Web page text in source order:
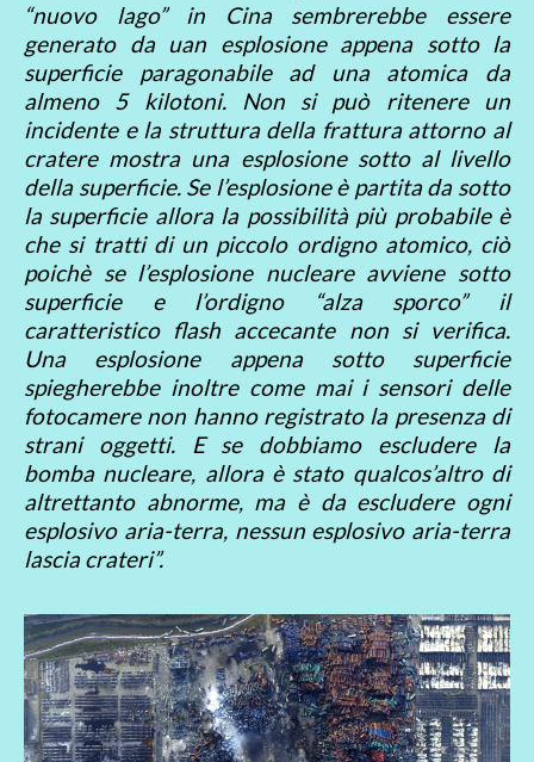
“nuovo lago” in Cina sembrerebbe essere
generato da uan esplosione appena sotto la
superficie paragonabile ad una atomica da
almeno 5 kilotoni. Non si può ritenere un
incidente e la struttura della frattura attorno al
cratere mostra una esplosione sotto al livello
della superficie. Se l’esplosione è partita da sotto
la superficie allora la possibilità più probabile è
che si tratti di un piccolo ordigno atomico, ciò
poichè se l’esplosione nucleare avviene sotto
superficie e l’ordigno “alza sporco” il
caratteristico flash accecante non si verifica.
Una esplosione appena sotto superficie
spiegherebbe inoltre come mai i sensori delle
fotocamere non hanno registrato la presenza di
strani oggetti. E se dobbiamo escludere la
bomba nucleare, allora è stato qualcos’altro di
altrettanto abnorme, ma è da escludere ogni
esplosivo aria-terra, nessun esplosivo aria-terra
lascia crateri”.